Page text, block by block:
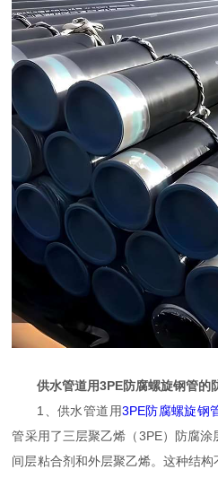
供水管道用3PE防腐螺旋钢管的
1、供水管道用3PE防腐螺旋钢
管采用了三层聚乙烯（3PE）防腐
间层粘合剂和外层聚乙烯。这种结